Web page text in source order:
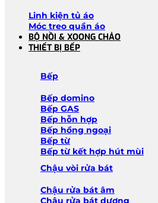
Linh kiện tủ áo
Móc treo quần áo
BỘ NỒI & XOONG CHẢO
THIẾT BỊ BẾP
Bếp
Bếp domino
Bếp GAS
Bếp hỗn hợp
Bếp hồng ngoại
Bếp từ
Bếp từ kết hợp hút mùi
Chậu vòi rửa bát
Chậu rửa bát âm
Chậu rửa bát dương